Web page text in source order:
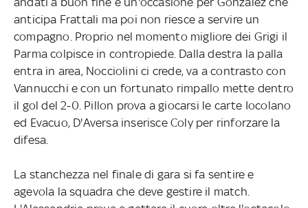
anticipa Frattali ma poi non riesce a servire un
compagno. Proprio nel momento migliore dei Grigi il
Parma colpisce in contropiede. Dalla destra la palla
entra in area, Nocciolini ci crede, va a contrasto con
Vannucchi e con un fortunato rimpallo mette dentro
il gol del 2-0. Pillon prova a giocarsi le carte Iocolano
ed Evacuo, D'Aversa inserisce Coly per rinforzare la
difesa.
La stanchezza nel finale di gara si fa sentire e
agevola la squadra che deve gestire il match.